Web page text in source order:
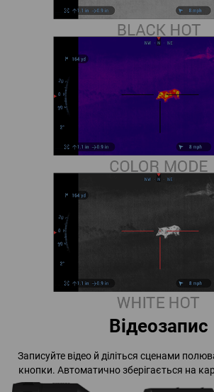
Відеозапис
Записуйте відео й діліться сценами
кнопки. Автоматично зберігається на